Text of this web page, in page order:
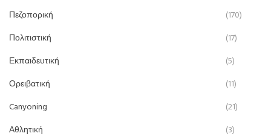
Πεζοπορική
(170)
Πολιτιστική
(17)
Εκπαιδευτική
(5)
Ορειβατική
(11)
Canyoning
(21)
Αθλητική
(3)